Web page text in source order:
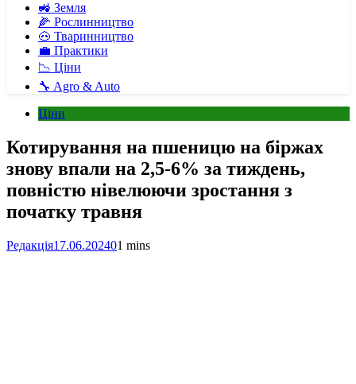
🚜 Земля
🌽 Рослинництво
🐽 Тваринництво
💼 Практики
📉 Ціни
🔧 Agro & Auto
Ціни
Котирування на пшеницю на біржах
знову впали на 2,5-6% за тиждень,
повністю нівелюючи зростання з
початку травня
Редакція17.06.202401 mins